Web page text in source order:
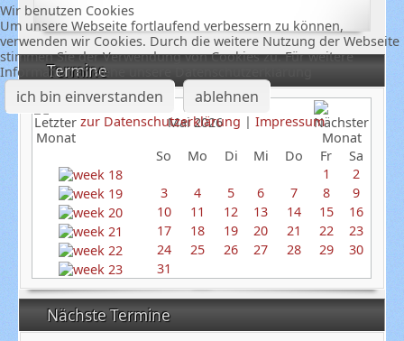
Termine
Mai 2026
So
Mo Di Mi Do Fr
Sa
1
2
3
4 5 6 7 8
9
10
11 12 13 14 15
16
17
18 19 20 21 22
23
24
25 26 27 28 29
30
31
Nächste Termine
Wir benutzen Cookies
Um unsere Webseite fortlaufend verbessern zu können,
verwenden wir Cookies. Durch die weitere Nutzung der Webseite
stimmen Sie der Verwendung von Cookies zu. Für weitere
Informationen siehe unsere Datenschutzerklärung
ich bin einverstanden ablehnen
zur Datenschutzerklärung | Impressum